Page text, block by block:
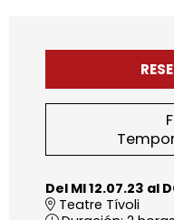
Del MI 12.07.23 al
Teatre Tívoli